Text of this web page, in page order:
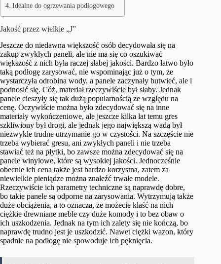
Idealne do ogrzewania podłogowego
Jakość przez wielkie „J”
Jeszcze do niedawna większość osób decydowała się na
zakup zwykłych paneli, ale nie ma się co oszukiwać
większość z nich była raczej słabej jakości. Bardzo łatwo było
taką podłogę zarysować, nie wspominając już o tym, że
wystarczyła odrobina wody, a panele zaczynały butwieć, ale i
podnosić się. Cóż, materiał rzeczywiście był słaby. Jednak
panele cieszyły się tak dużą popularnością ze względu na
cenę. Oczywiście można było zdecydować się na inne
materiały wykończeniowe, ale jeszcze kilka lat temu gres
szkliwiony był drogi, ale jednak jego największą wadą był
niezwykle trudne utrzymanie go w czystości. Na szczęście nie
trzeba wybierać gresu, ani zwykłych paneli i nie trzeba
stawiać też na płytki, bo zawsze można zdecydować się na
panele winylowe, które są wysokiej jakości. Jednocześnie
obecnie ich cena także jest bardzo korzystna, zatem za
niewielkie pieniądze można znaleźć trwałe modele.
Rzeczywiście ich parametry techniczne są naprawdę dobre,
bo takie panele są odporne na zarysowania. Wytrzymują także
duże obciążenia, a to oznacza, że możecie kłaść na nich
ciężkie drewniane meble czy duże komody i to bez obaw o
ich uszkodzenia. Jednak na tym ich zalety się nie kończą, bo
naprawdę trudno jest je uszkodzić. Nawet ciężki wazon, który
spadnie na podłogę nie spowoduje ich pęknięcia.